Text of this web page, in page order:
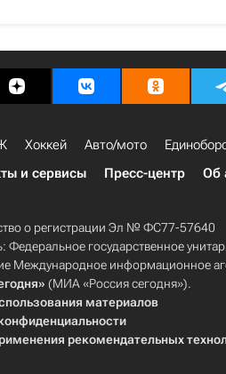
Хоккей Авто/мото
и сервисы Пресс-центр Об
о регистрации Эл № ФС77-57640
Федеральное государственное
Международное информационное
(МИА «Россия сегодня»).
материалов
рекомендательных